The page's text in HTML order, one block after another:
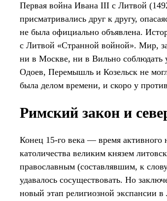
Первая война Ивана III с Литвой
присматривались друг к другу,
не была официально объявлена.
с Литвой «Странной войной». Мир,
ни в Москве, ни в Вильно соблюдать
Одоев, Перемышль и Козельск не
была делом времени, и скоро у
Римский закон и
Конец 15-го века — время активного
католичества великим князем
православным (составлявшим, к
удавалось сосуществовать. Но
новый этап религиозной экспансии